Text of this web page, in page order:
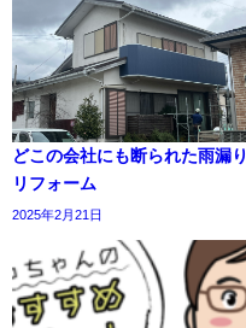
どこの会社にも断られた雨漏り
リフォーム
2025年2月21日